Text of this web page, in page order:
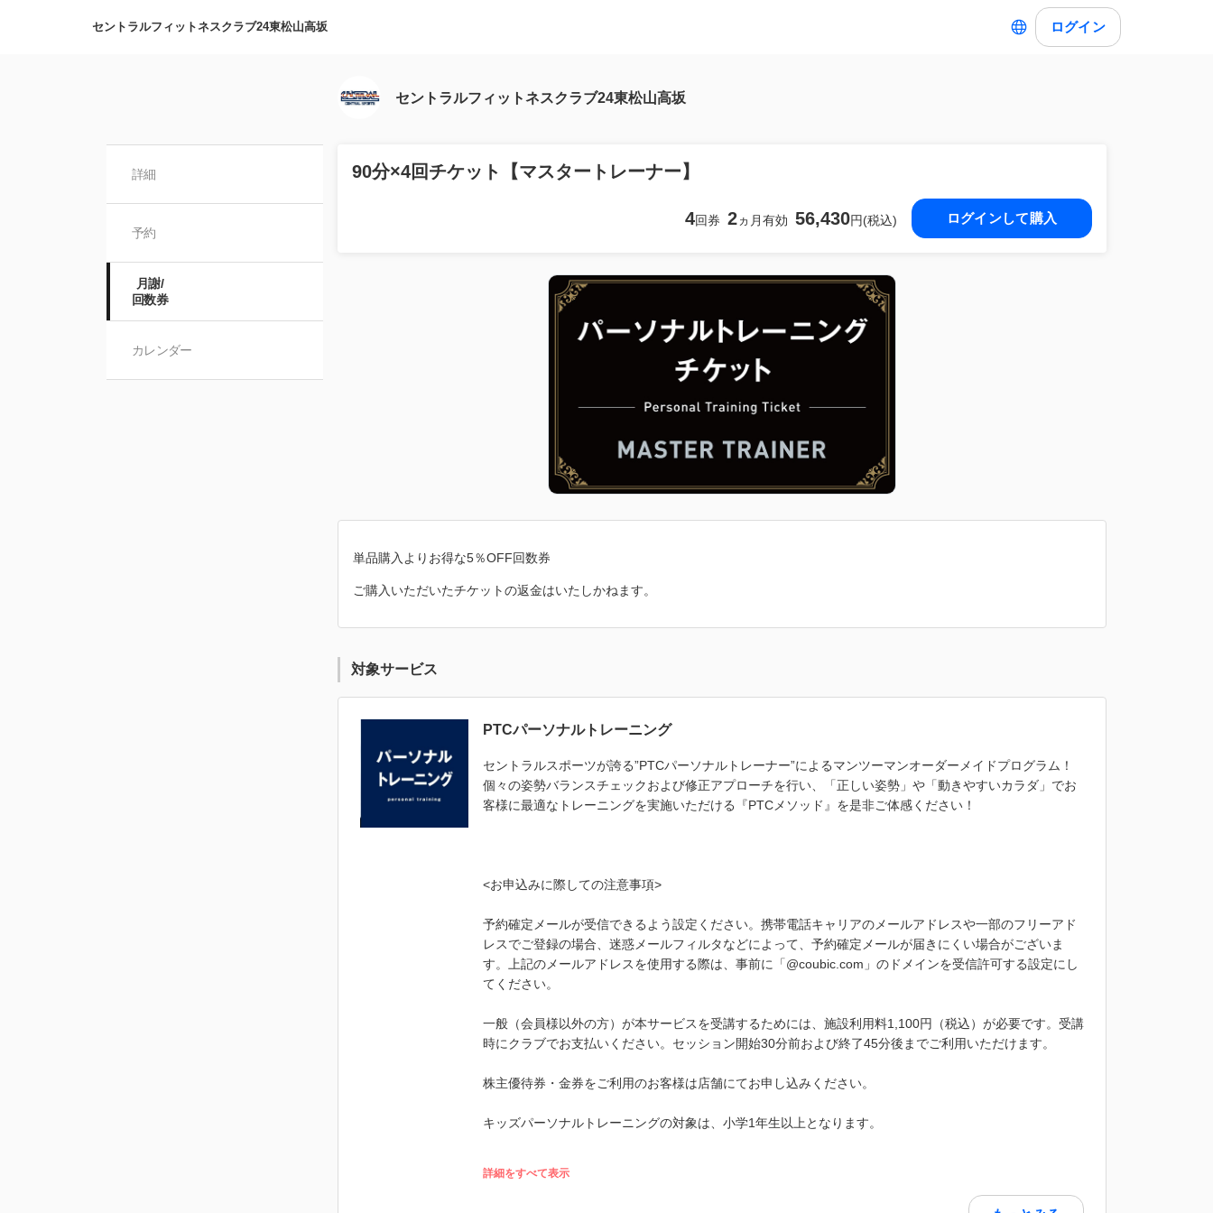
セントラルフィットネスクラブ24東松山高坂 ログイン
セントラルフィットネスクラブ24東松山高坂
詳細
予約
月謝/
回数券
カレンダー
90分×4回チケット【マスタートレーナー】
4回券 2ヵ月有効 56,430円(税込) ログインして購入
単品購入よりお得な5％OFF回数券
ご購入いただいたチケットの返金はいたしかねます。
対象サービス
PTCパーソナルトレーニング
セントラルスポーツが誇る”PTCパーソナルトレーナー”によるマンツーマンオーダーメイドプログラム！
個々の姿勢バランスチェックおよび修正アプローチを行い、「正しい姿勢」や「動きやすいカラダ」でお
客様に最適なトレーニングを実施いただける『PTCメソッド』を是非ご体感ください！
<お申込みに際しての注意事項>
予約確定メールが受信できるよう設定ください。携帯電話キャリアのメールアドレスや一部のフリーアド
レスでご登録の場合、迷惑メールフィルタなどによって、予約確定メールが届きにくい場合がございま
す。上記のメールアドレスを使用する際は、事前に「@coubic.com」のドメインを受信許可する設定にし
てください。
一般（会員様以外の方）が本サービスを受講するためには、施設利用料1,100円（税込）が必要です。受講
時にクラブでお支払いください。セッション開始30分前および終了45分後までご利用いただけます。
株主優待券・金券をご利用のお客様は店舗にてお申し込みください。
キッズパーソナルトレーニングの対象は、小学1年生以上となります。
詳細をすべて表示